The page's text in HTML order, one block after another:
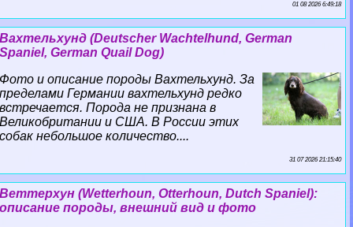
01 08 2026 6:49:18
Вахтельхунд (Deutscher Wachtelhund, German
Spaniel, German Quail Dog)
Фото и описание породы Вахтельхунд. За
пределами Германии вахтельхунд редко
встречается. Порода не признана в
Великобритании и США. В России этих
собак небольшое количество....
31 07 2026 21:15:40
Веттерхун (Wetterhoun, Otterhoun, Dutch Spaniel):
описание породы, внешний вид и фото